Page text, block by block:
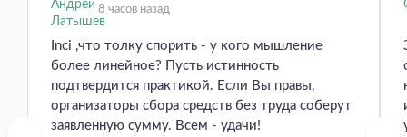
8 часов назад
Inci ,что толку спорить - у кого мышление
более линейное? Пусть истинность
подтвердится практикой. Если Вы правы,
организаторы сбора средств без труда соберут
заявленную сумму. Всем - удачи!